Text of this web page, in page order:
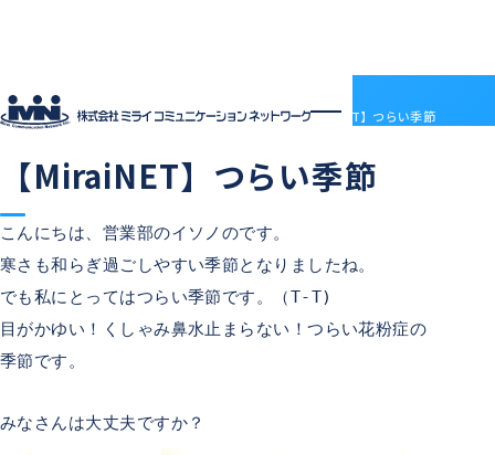
企業情報
企業情報トップ
会社概要
電子決済等代行業について
沿革
部門紹介
サービス
サービストップ
ドメインセンター
Mirai DC
LGWAN接続サービス
BSN(ミライ・ビジネスサポートネットワーク)
ミライネット
受発注管理アプリ「惣菜EX」
国際標準デジタルインボイス対応「PeppoLink」
採用情報
採用情報トップ
ABOUT MIRAI
INTERVIEW
ENTRY
社員ブログ
アクセス
お知らせ
お問い合わせ
契約約款
社員ブログ
HOME 社員ブログ 【MiraiNET】つらい季節
【MiraiNET】つらい季節
こんにちは、営業部のイソノのです。
寒さも和らぎ過ごしやすい季節となりましたね。
でも私にとってはつらい季節です。（T-T)
目がかゆい！くしゃみ鼻水止まらない！つらい花粉症の
季節です。
みなさんは大丈夫ですか？